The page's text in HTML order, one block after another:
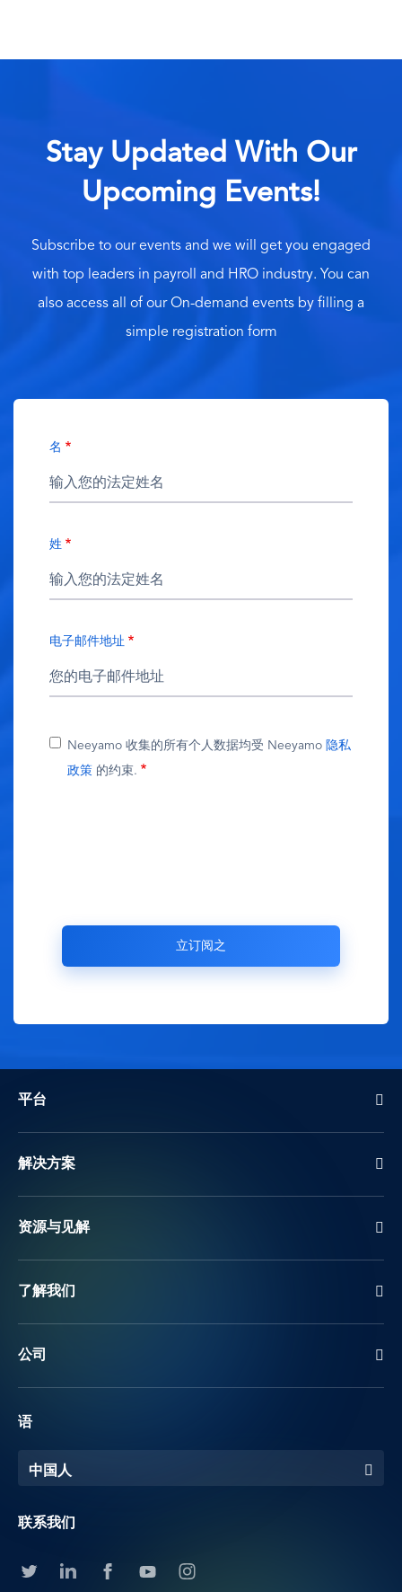
Stay Updated With Our
Upcoming Events!
Subscribe to our events and we will get you engaged
with top leaders in payroll and HRO industry. You can
also access all of our On-demand events by filling a
simple registration form
名
姓
电子邮件地址
Neeyamo 收集的所有个人数据均受 Neeyamo 隐私
政策 的约束.
平台
解决方案
资源与见解
了解我们
公司
语
中国人
联系我们